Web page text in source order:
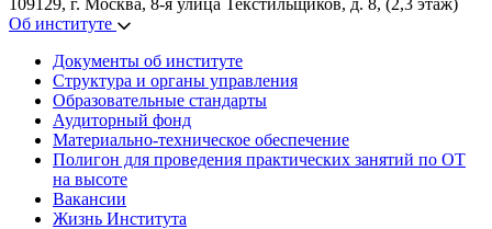
109129, г. Москва, 8-я улица Текстильщиков, д. 8, (2,3 этаж)
Об институте
Документы об институте
Структура и органы управления
Образовательные стандарты
Аудиторный фонд
Материально-техническое обеспечение
Полигон для проведения практических занятий по ОТ
на высоте
Вакансии
Жизнь Института